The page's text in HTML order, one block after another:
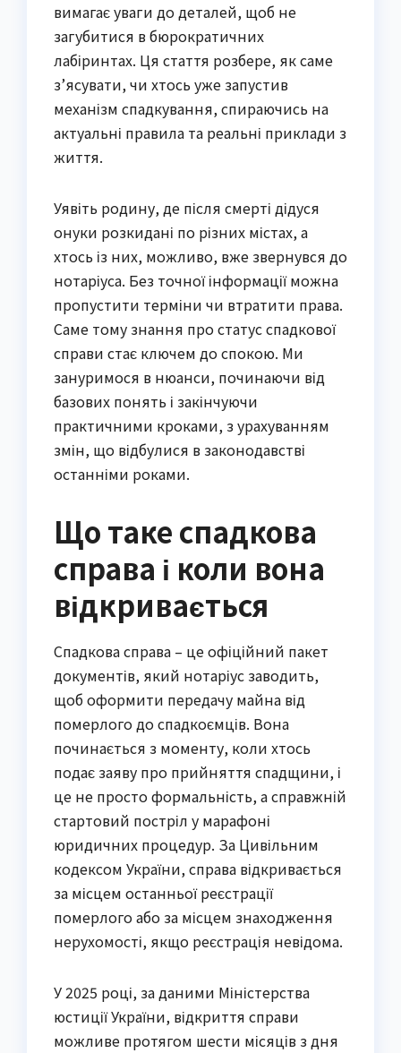
вимагає уваги до деталей, щоб не
загубитися в бюрократичних
лабіринтах. Ця стаття розбере, як саме
з’ясувати, чи хтось уже запустив
механізм спадкування, спираючись на
актуальні правила та реальні приклади з
життя.
Уявіть родину, де після смерті дідуся
онуки розкидані по різних містах, а
хтось із них, можливо, вже звернувся до
нотаріуса. Без точної інформації можна
пропустити терміни чи втратити права.
Саме тому знання про статус спадкової
справи стає ключем до спокою. Ми
зануримося в нюанси, починаючи від
базових понять і закінчуючи
практичними кроками, з урахуванням
змін, що відбулися в законодавстві
останніми роками.
Що таке спадкова
справа і коли вона
відкривається
Спадкова справа – це офіційний пакет
документів, який нотаріус заводить,
щоб оформити передачу майна від
померлого до спадкоємців. Вона
починається з моменту, коли хтось
подає заяву про прийняття спадщини, і
це не просто формальність, а справжній
стартовий постріл у марафоні
юридичних процедур. За Цивільним
кодексом України, справа відкривається
за місцем останньої реєстрації
померлого або за місцем знаходження
нерухомості, якщо реєстрація невідома.
У 2025 році, за даними Міністерства
юстиції України, відкриття справи
можливе протягом шести місяців з дня